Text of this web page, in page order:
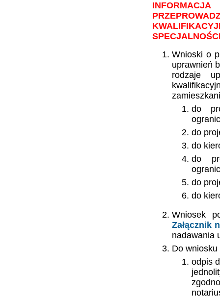
Wnioski o
uprawnień
rodzaje
do
do
do
do
do
do
Wniosek
Załącznik
nadawania
Do wniosku
odpis